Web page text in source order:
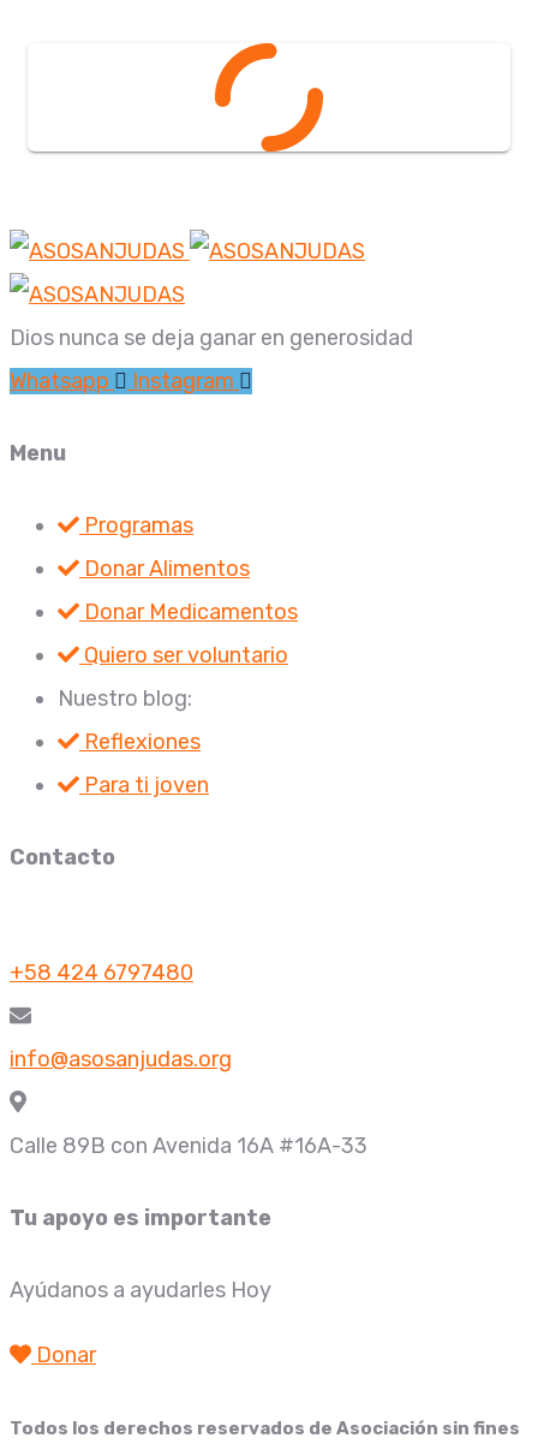
Dios nunca se deja ganar en generosidad
Whatsapp
Instagram
Menu
Programas
Donar Alimentos
Donar Medicamentos
Quiero ser voluntario
Nuestro blog:
Reflexiones
Para ti joven
Contacto
+58 424 6797480
info@asosanjudas.org
Calle 89B con Avenida 16A #16A-33
Tu apoyo es importante
Ayúdanos a ayudarles Hoy
Donar
Todos los derechos reservados de Asociación sin fines